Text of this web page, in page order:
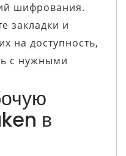
шифрования.
закладки и
на доступность,
с нужными
в